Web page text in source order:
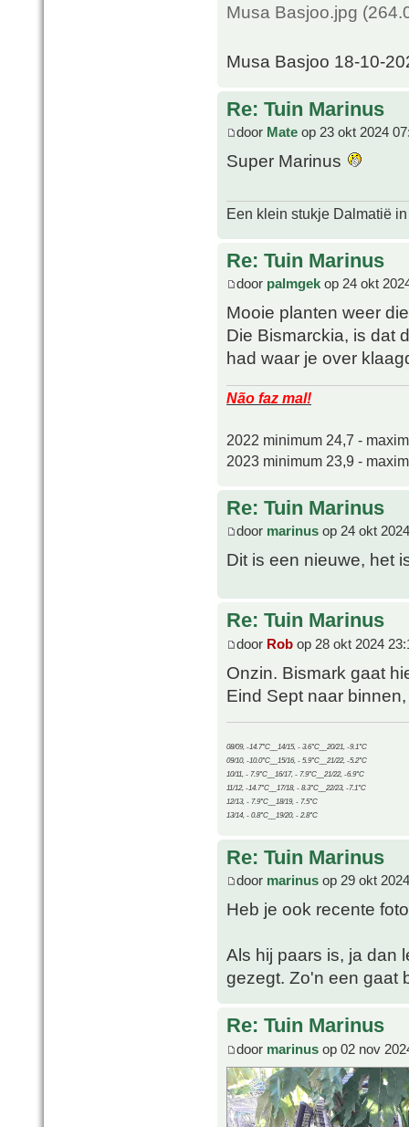
Musa Basjoo.jpg
Musa Basjoo 18-10-
Re: Tuin Marinus
door Mate op 23 okt 2024
Super Marinus
Een klein stukje Dalmatië
Re: Tuin Marinus
door palmgek op 24 okt
Mooie planten weer
Die Bismarckia, is dat
had waar je over
Não faz mal!
2022 minimum 24,7 -
2023 minimum 23,9 -
Re: Tuin Marinus
door marinus op 24 okt
Dit is een nieuwe, het
Re: Tuin Marinus
door Rob op 28 okt 2024
Onzin. Bismark gaat
Eind Sept naar
08/09, -14.7°C__14/15, - 3.6°C__20/21, -9.1°C
09/10, -10.0°C__15/16, - 5.9°C__21/22, -5.2°C
10/11, - 7.9°C__16/17, - 7.9°C__21/22, -6.9°C
11/12, -14.7°C__17/18, - 8.3°C__22/23, -7.1°C
12/13, - 7.9°C__18/19, - 7.5°C
13/14, - 0.8°C__19/20, - 2.8°C
Re: Tuin Marinus
door marinus op 29 okt
Heb je ook recente
Als hij paars is, ja dan
gezegt. Zo'n een gaat
Re: Tuin Marinus
door marinus op 02 nov